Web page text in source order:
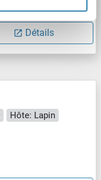
Détails
Hôte: Lapin